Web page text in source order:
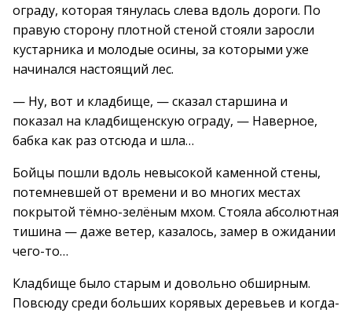
ограду, которая тянулась слева вдоль дороги. По
правую сторону плотной стеной стояли заросли
кустарника и молодые осины, за которыми уже
начинался настоящий лес.
— Ну, вот и кладбище, — сказал старшина и
показал на кладбищенскую ограду, — Наверное,
бабка как раз отсюда и шла…
Бойцы пошли вдоль невысокой каменной стены,
потемневшей от времени и во многих местах
покрытой тёмно-зелёным мхом. Стояла абсолютная
тишина — даже ветер, казалось, замер в ожидании
чего-то…
Кладбище было старым и довольно обширным.
Повсюду среди больших корявых деревьев и когда-